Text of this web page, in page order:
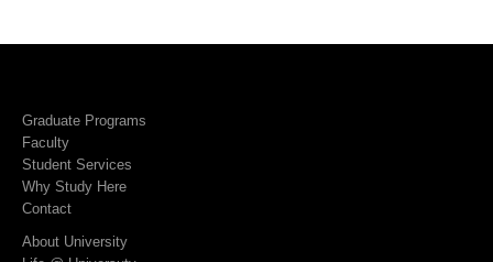
Graduate Programs
Faculty
Student Services
Why Study Here
Contact
About University